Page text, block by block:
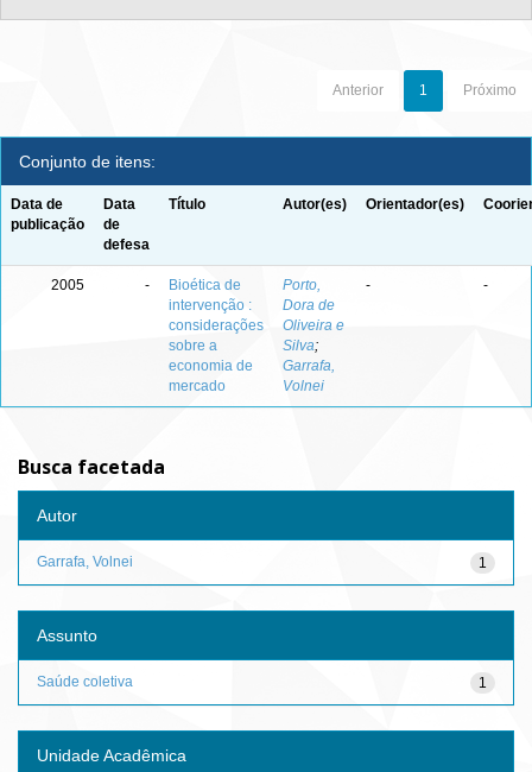
Anterior 1 Próximo
Conjunto de itens:
Data de
publicação
Data
de
defesa
Título Autor(es) Orientador(es)
2005 -
Bioética de
intervenção :
considerações
sobre a
economia de
mercado
Porto,
Dora de
Oliveira e
Silva;
Garrafa,
Volnei
- -
Busca facetada
Autor
1
Garrafa, Volnei
Assunto
1
Saúde coletiva
Unidade Acadêmica